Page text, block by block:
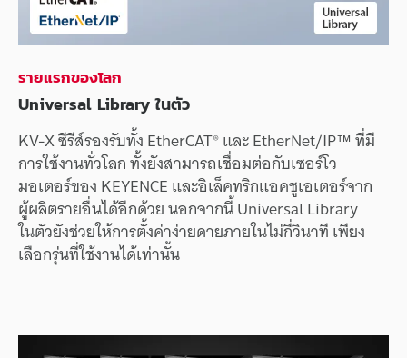
รายแรกของโลก
Universal Libraryในตัว
KV-Xซีรีส์รองรับทั้งEtherCAT®และEtherNet/IP™ที่มี
การใช้งานทั่วโลกทั้งยังสามารถเชื่อมต่อกับเซอร์โว
มอเตอร์ของKEYENCEและอิเล็คทริกแอคชูเอเตอร์จาก
ผู้ผลิตรายอื่นได้อีกด้วยนอกจากนี้Universal Library
ในตัวยังช่วยให้การตั้งค่าง่ายดายภายในไม่กี่วินาทีเพียง
เลือกรุ่นที่ใช้งานได้เท่านั้น